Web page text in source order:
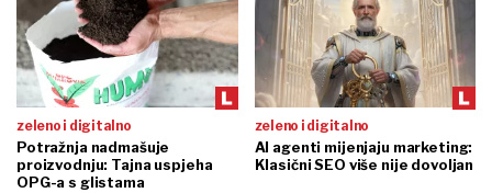
zeleno i digitalno
Potražnja nadmašuje
proizvodnju: Tajna uspjeha
OPG-a s glistama
zeleno i digitalno
AI agenti mijenjaju marketing:
Klasični SEO više nije dovoljan